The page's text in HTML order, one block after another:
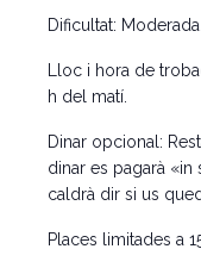
Dificultat: Moderada.
Lloc i hora de
h del matí.
Dinar opcional:
dinar es pagarà
caldrà dir si us
Places limitades a